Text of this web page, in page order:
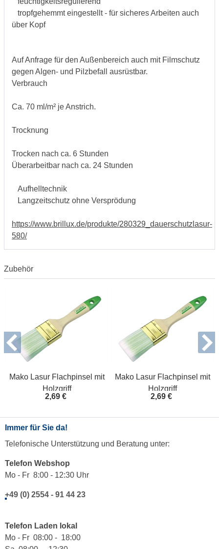
tropfgehemmt eingestellt - für sicheres Arbeiten auch
über Kopf
Auf Anfrage für den Außenbereich auch mit Filmschutz
gegen Algen- und Pilzbefall ausrüstbar.
Verbrauch
Ca. 70 ml/m² je Anstrich.
Trocknung
Trocken nach ca. 6 Stunden
Überarbeitbar nach ca. 24 Stunden
Aufhelltechnik
Langzeitschutz ohne Versprödung
https://www.brillux.de/produkte/280329_dauerschutzlasur-
580/
Zubehör
Mako Lasur Flachpinsel mit
Holzgriff
2,69 €
Mako Lasur Flachpinsel mit
Holzgriff
2,69 €
Immer für Sie da!
Telefonische Unterstützung und Beratung unter:
Telefon Webshop
Mo - Fr 8:00 - 12:30 Uhr
+49 (0) 2554 - 91 44 23
Telefon Laden lokal
Mo - Fr 08:00 - 18:00